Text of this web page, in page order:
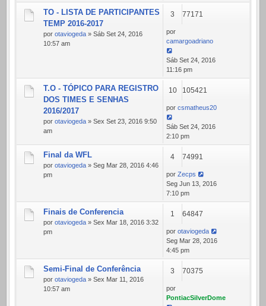
TO - LISTA DE PARTICIPANTES
TEMP 2016-2017
por otaviogeda » Sáb Set 24, 2016
10:57 am
3 77171
por
camargoadriano
Sáb Set 24, 2016
11:16 pm
T.O - TÓPICO PARA REGISTRO
DOS TIMES E SENHAS
2016/2017
por otaviogeda » Sex Set 23, 2016 9:50
am
10 105421
por csmatheus20
Sáb Set 24, 2016
2:10 pm
Final da WFL
por otaviogeda » Seg Mar 28, 2016 4:46
pm
4 74991
por Zecps
Seg Jun 13, 2016
7:10 pm
Finais de Conferencia
por otaviogeda » Sex Mar 18, 2016 3:32
pm
1 64847
por otaviogeda
Seg Mar 28, 2016
4:45 pm
Semi-Final de Conferência
por otaviogeda » Sex Mar 11, 2016
10:57 am
3 70375
por
PontiacSilverDome